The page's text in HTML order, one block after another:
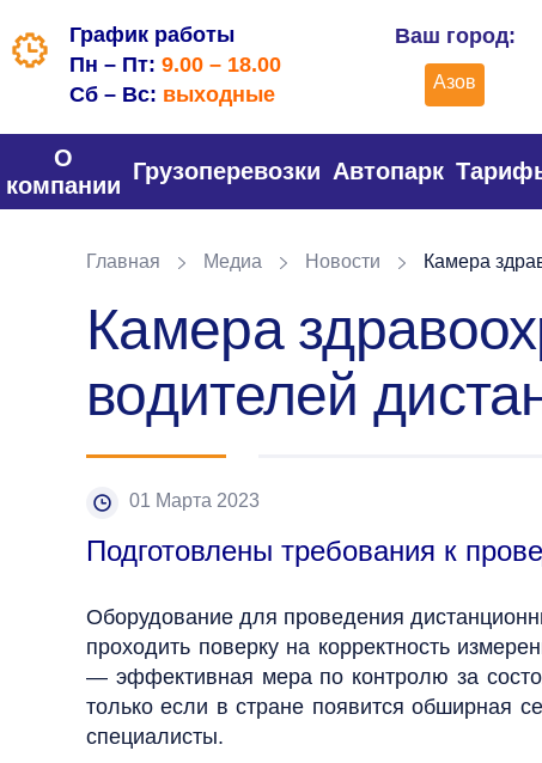
График работы
Пн – Пт: 9.00 – 18.00
Сб – Вс: выходные
Ваш город:
Азов
О
компании
Грузоперевозки Автопарк
Главная Медиа Новости Камера
Камера
водителей
01 Марта 2023
Подготовлены требования к
Оборудование для проведения
проходить поверку на корректность
— эффективная мера по контролю за
только если в стране появится обширная
специалисты.